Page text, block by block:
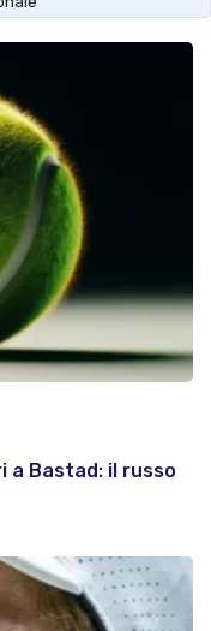
a Bastad: il russo